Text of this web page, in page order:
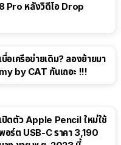
Pro หลังวิดีโอ Drop
เบื่อเครือข่ายเดิม? ลองย้ายมา
my by CAT กันเถอะ !!!
เปิดตัว Apple Pencil ใหม่ใช้
อร์ต USB-C ราคา 3,190